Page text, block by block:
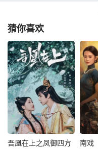
猜你喜欢
吾凰在上之凤御四方 南戏